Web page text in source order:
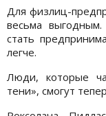
Для физлиц-
весьма
стать
легче.
Люди, которые
тени», смогут